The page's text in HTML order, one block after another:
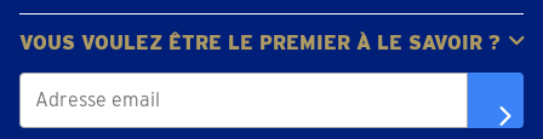
Bijoux en or
Pièces d'or
Lingots d'or
VOUS VOULEZ ÊTRE LE PREMIER À LE SAVOIR ?